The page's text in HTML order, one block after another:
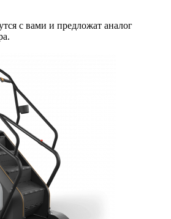
с вами и предложат аналог